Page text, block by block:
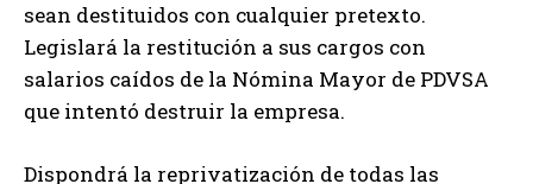
sean destituidos con cualquier pretexto.
Legislará la restitución a sus cargos con
salarios caídos de la Nómina Mayor de PDVSA
que intentó destruir la empresa.
Dispondrá la reprivatización de todas las